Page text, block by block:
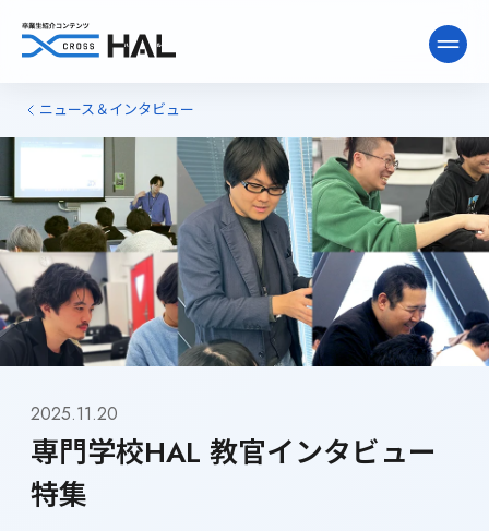
ニュース&インタビュー
卒業生ライブラリー
卒業生向け情報
ニュース＆インタビュー
2025.11.20
専門学校HAL 教官インタビュー
特集